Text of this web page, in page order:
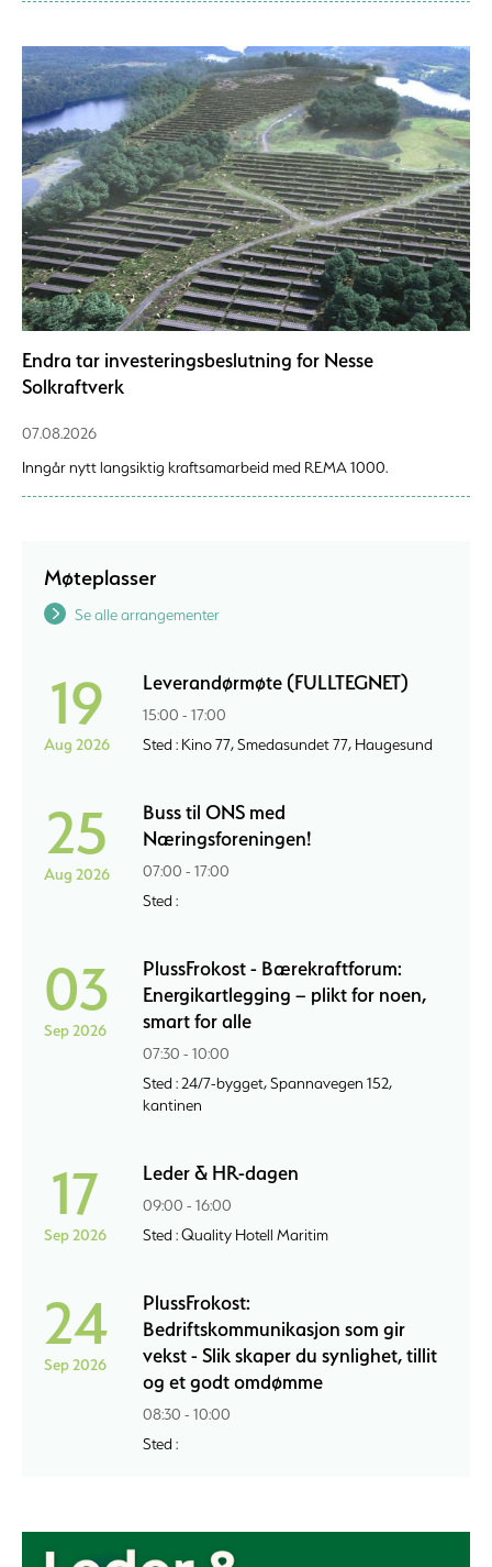
Endra tar investeringsbeslutning for Nesse
Solkraftverk
07.08.2026
Inngår nytt langsiktig kraftsamarbeid med REMA 1000.
Møteplasser
Se alle arrangementer
19
Aug 2026
Leverandørmøte (FULLTEGNET)
15:00 - 17:00
Sted : Kino 77, Smedasundet 77, Haugesund
25
Aug 2026
Buss til ONS med
Næringsforeningen!
07:00 - 17:00
Sted :
03
Sep 2026
PlussFrokost - Bærekraftforum:
Energikartlegging – plikt for noen,
smart for alle
07:30 - 10:00
Sted : 24/7-bygget, Spannavegen 152,
kantinen
17
Sep 2026
Leder & HR-dagen
09:00 - 16:00
Sted : Quality Hotell Maritim
24
Sep 2026
PlussFrokost:
Bedriftskommunikasjon som gir
vekst - Slik skaper du synlighet, tillit
og et godt omdømme
08:30 - 10:00
Sted :